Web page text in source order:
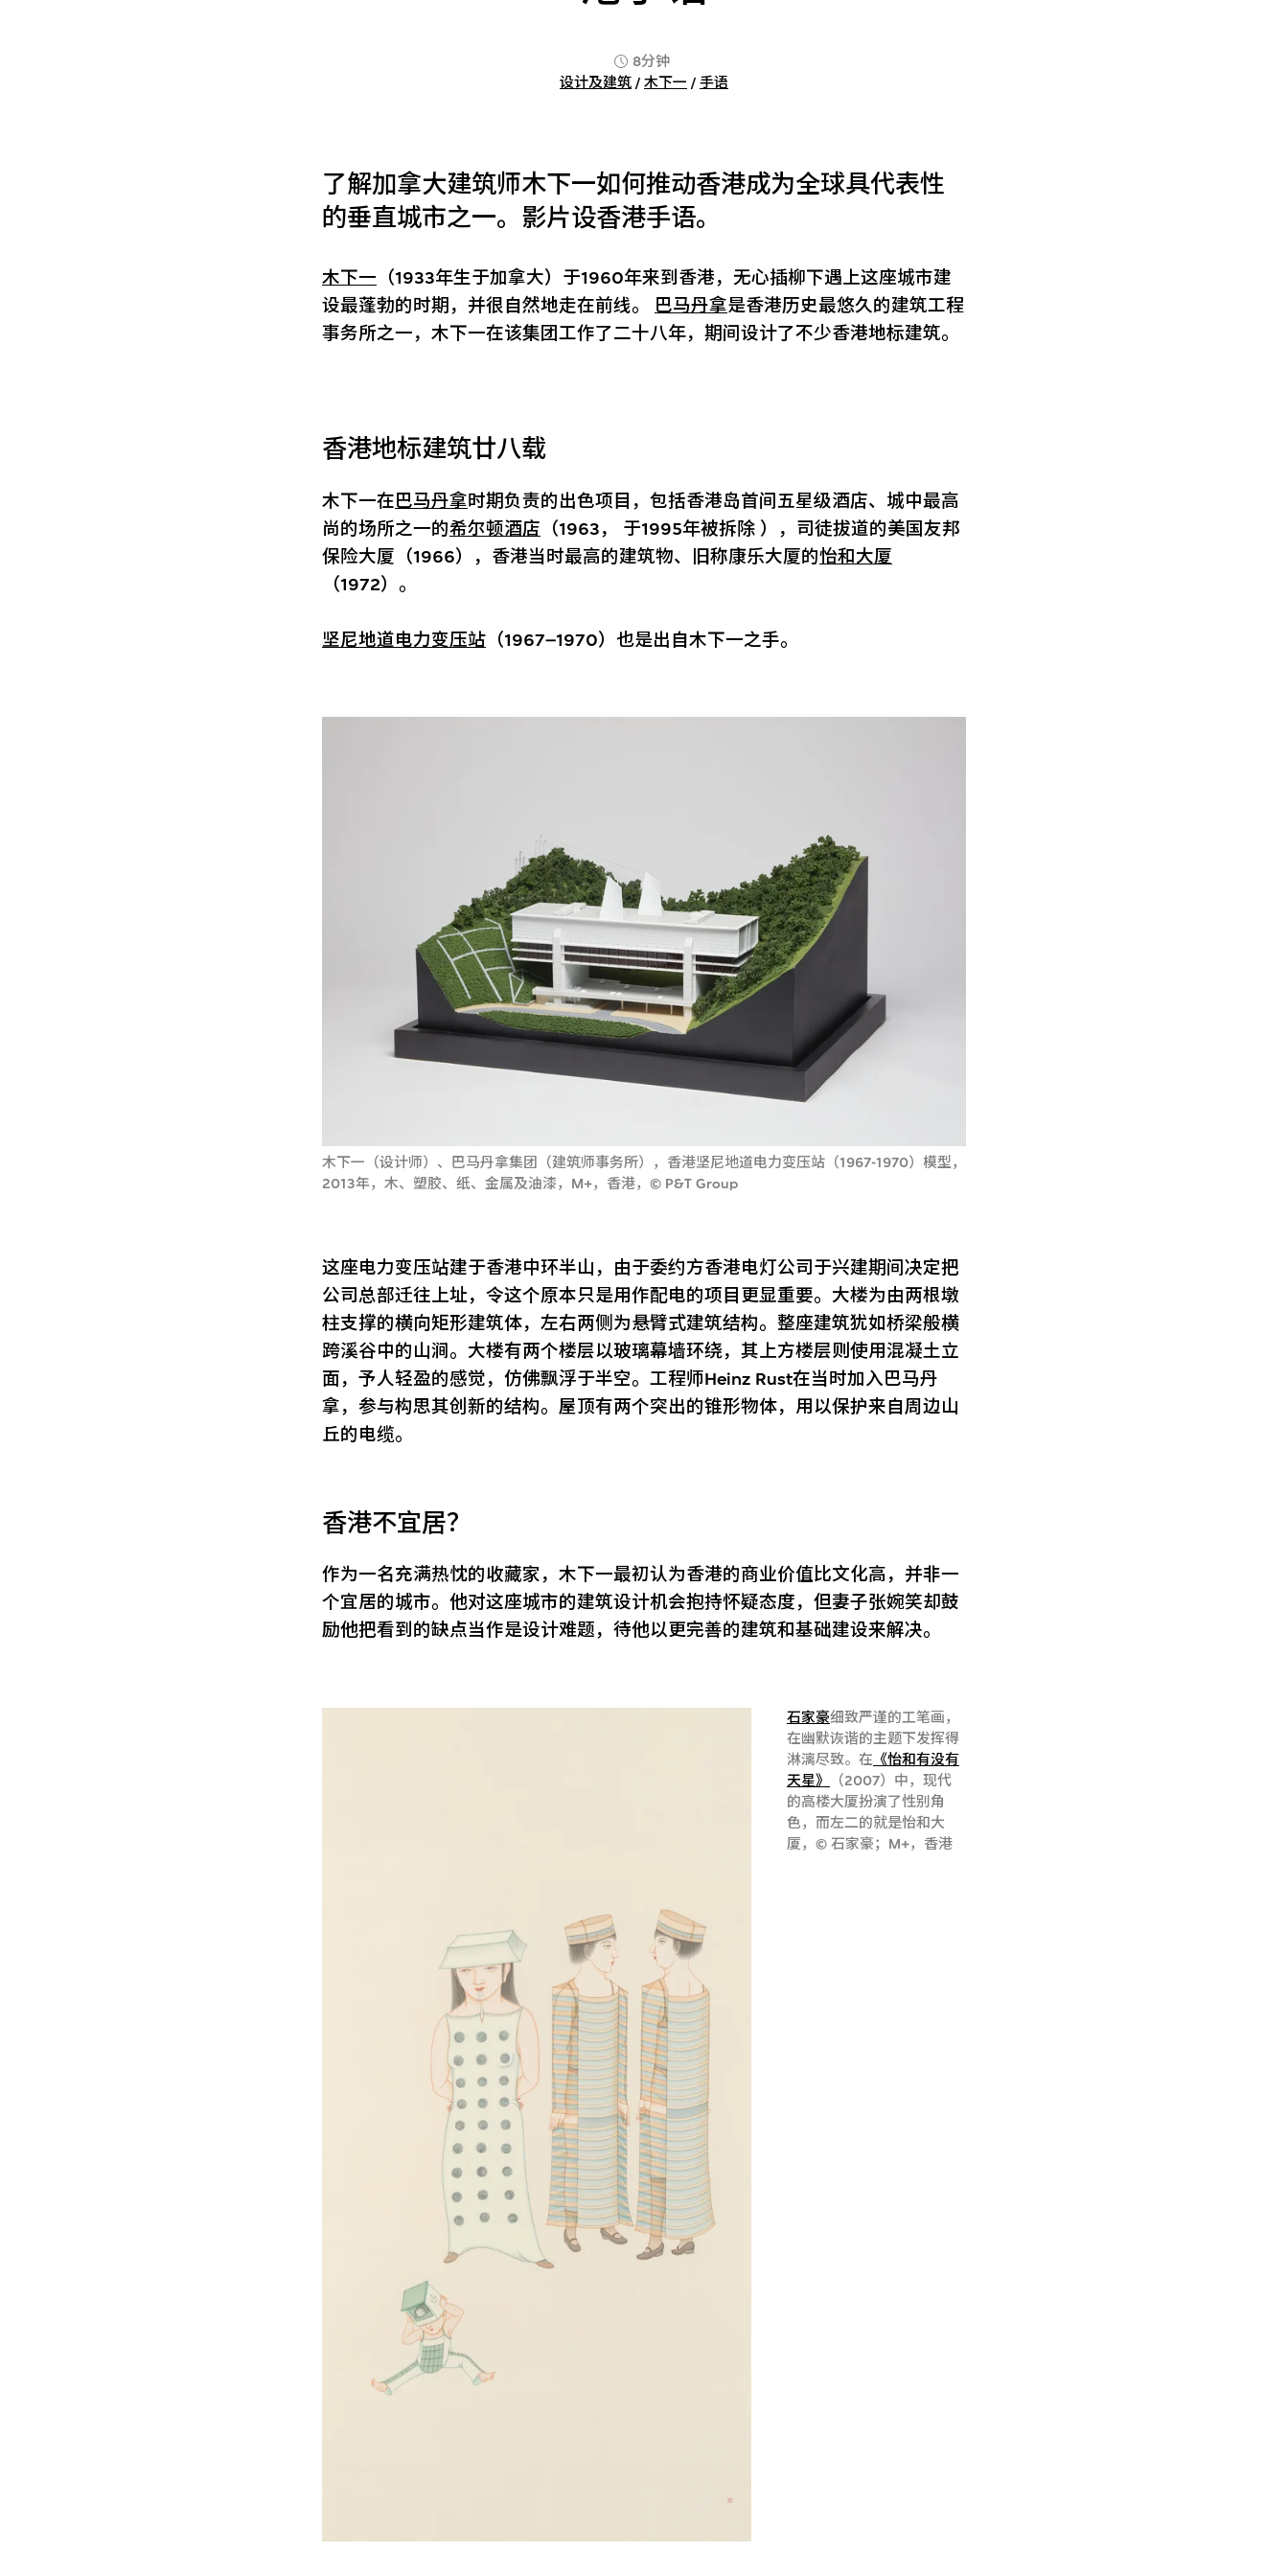
8分钟
设计及建筑 / 木下一 / 手语
了解加拿大建筑师木下一如何推动香港成为全球具代表性
的垂直城市之一。影片设香港手语。
木下一 （1933年生于加拿大）于1960年来到香港，无心插柳下遇上这座城市建
设最蓬勃的时期，并很自然地走在前线。 巴马丹拿是香港历史最悠久的建筑工程
事务所之一，木下一在该集团工作了二十八年，期间设计了不少香港地标建筑。
香港地标建筑廿八载
木下一在巴马丹拿时期负责的出色项目，包括香港岛首间五星级酒店、城中最高
尚的场所之一的希尔顿酒店 （1963， 于1995年被拆除 ），司徒拔道的美国友邦
保险大厦（1966），香港当时最高的建筑物、旧称康乐大厦的怡和大厦
（1972）。
坚尼地道电力变压站 （1967–1970）也是出自木下一之手。
木下一（设计师）、巴马丹拿集团（建筑师事务所），香港坚尼地道电力变压站（1967-1970）模型，
2013年，木、塑胶、纸、金属及油漆，M+，香港，© P&T Group
这座电力变压站建于香港中环半山，由于委约方香港电灯公司于兴建期间决定把
公司总部迁往上址，令这个原本只是用作配电的项目更显重要。大楼为由两根墩
柱支撑的横向矩形建筑体，左右两侧为悬臂式建筑结构。整座建筑犹如桥梁般横
跨溪谷中的山涧。大楼有两个楼层以玻璃幕墙环绕，其上方楼层则使用混凝土立
面，予人轻盈的感觉，仿佛飘浮于半空。工程师Heinz Rust在当时加入巴马丹
拿，参与构思其创新的结构。屋顶有两个突出的锥形物体，用以保护来自周边山
丘的电缆。
香港不宜居？
作为一名充满热忱的收藏家，木下一最初认为香港的商业价值比文化高，并非一
个宜居的城市。他对这座城市的建筑设计机会抱持怀疑态度，但妻子张婉笑却鼓
励他把看到的缺点当作是设计难题，待他以更完善的建筑和基础建设来解决。
石家豪细致严谨的工笔画，
在幽默诙谐的主题下发挥得
淋漓尽致。在 《怡和有没有
天星》
（2007）中，现代
的高楼大厦扮演了性别角
色，而左二的就是怡和大
厦，© 石家豪；M+，香港